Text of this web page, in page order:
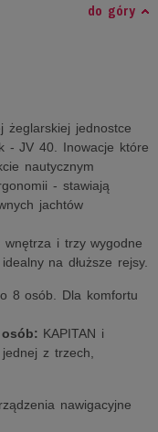
do góry
żeglarskiej jednostce
- JV 40. Inowacje które
nautycznym
- stawiają
jachtów
i trzy wygodne
na dłuższe rejsy.
8 osób. Dla komfortu
KAPITAN i
z trzech,
nawigacyjne